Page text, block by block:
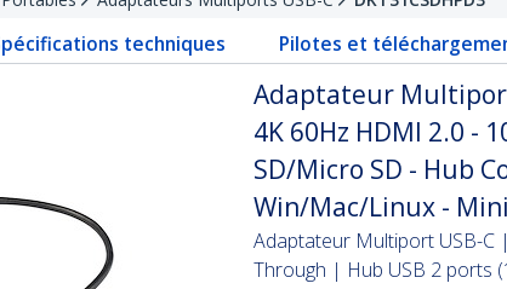
techniques Pilotes et
Adaptateur Multiport
4K 60Hz HDMI 2.0 -
SD/Micro SD - Hub
Win/Mac/Linux - Mini
Adaptateur Multiport USB-
Through | Hub USB 2 ports